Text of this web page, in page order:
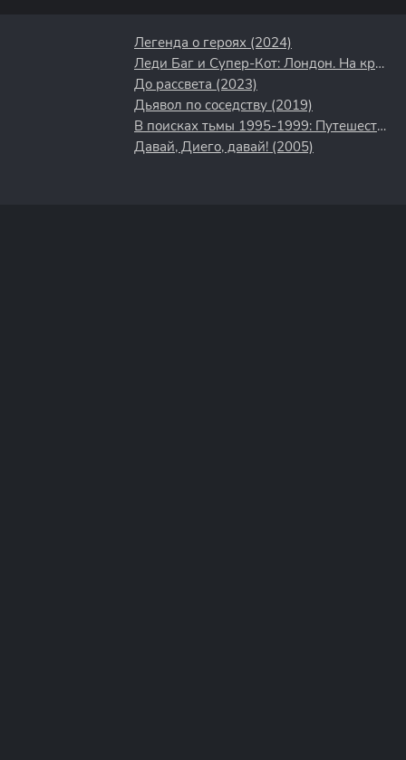
Легенда о героях (2024)
Леди Баг и Супер-Кот: Лондон. На краю времени (2024)
До рассвета (2023)
Дьявол по соседству (2019)
В поисках тьмы 1995-1999: Путешествие в культовый хоррор 90-х (2025)
Давай, Диего, давай! (2005)